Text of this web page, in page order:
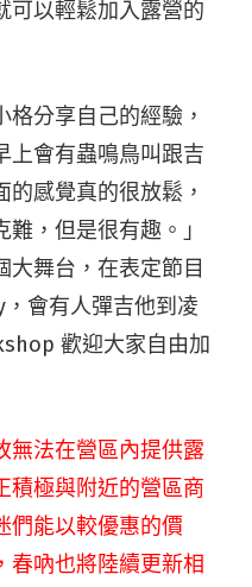
可以輕鬆加入露營的
分享自己的經驗，
上會有蟲鳴鳥叫跟吉
感覺真的很放鬆，
，但是很有趣。」
大舞台，在表定節目
會有人彈吉他到凌
歡迎大家自由加
無法在營區內提供露
積極與附近的營區商
們能以較優惠的價
春吶也將陸續更新相